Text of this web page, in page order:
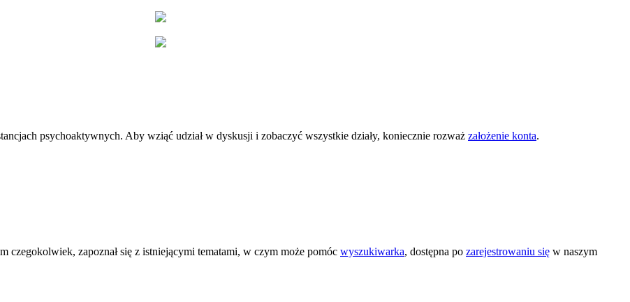
psychoaktywnych. Aby wziąć udział w dyskusji i zobaczyć wszystkie działy, koniecznie rozważ założenie konta.
czegokolwiek, zapoznał się z istniejącymi tematami, w czym może pomóc wyszukiwarka, dostępna po zarejestrowaniu się w naszym